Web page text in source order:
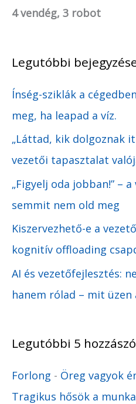
4 vendég, 3 robot
Legutóbbi
Ínség-sziklák a
meg, ha leapad a víz.
„Láttad, kik dolgoznak
vezetői tapasztalat
„Figyelj oda jobban!” –
semmit nem old meg
Kiszervezhető-e a
kognitív offloading
AI és vezetőfejlesztés:
hanem rólad – mit üzen
Legutóbbi 5
Forlong - Öreg vagyok
Tragikus hősök a
v
u